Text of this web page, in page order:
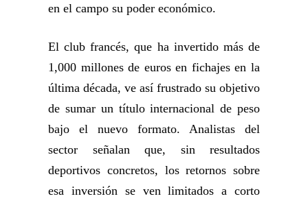
en el campo su poder económico.
El club francés, que ha invertido más de
1,000 millones de euros en fichajes en la
última década, ve así frustrado su objetivo
de sumar un título internacional de peso
bajo el nuevo formato. Analistas del
sector señalan que, sin resultados
deportivos concretos, los retornos sobre
esa inversión se ven limitados a corto